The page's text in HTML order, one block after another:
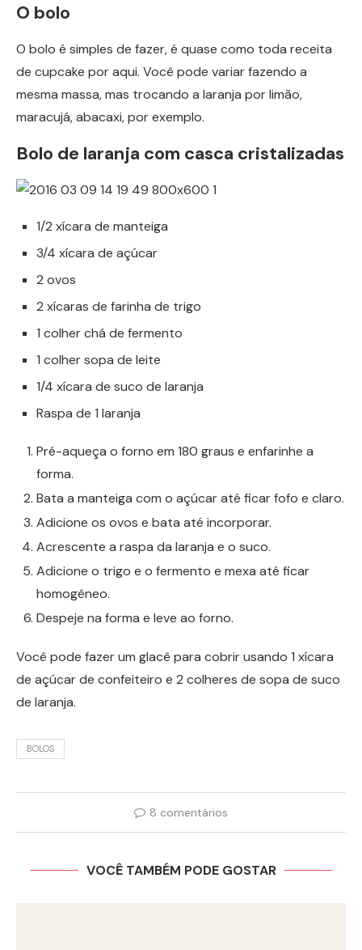
O bolo
O bolo é simples de fazer, é quase como toda receita
de cupcake por aqui. Você pode variar fazendo a
mesma massa, mas trocando a laranja por limão,
maracujá, abacaxi, por exemplo.
Bolo de laranja com casca cristalizadas
1/2 xícara de manteiga
3/4 xícara de açúcar
2 ovos
2 xícaras de farinha de trigo
1 colher chá de fermento
1 colher sopa de leite
1/4 xícara de suco de laranja
Raspa de 1 laranja
Pré-aqueça o forno em 180 graus e enfarinhe a
forma.
Bata a manteiga com o açúcar até ficar fofo e claro.
Adicione os ovos e bata até incorporar.
Acrescente a raspa da laranja e o suco.
Adicione o trigo e o fermento e mexa até ficar
homogêneo.
Despeje na forma e leve ao forno.
Você pode fazer um glacê para cobrir usando 1 xícara
de açúcar de confeiteiro e 2 colheres de sopa de suco
de laranja.
BOLOS
8 comentários
VOCÊ TAMBÉM PODE GOSTAR